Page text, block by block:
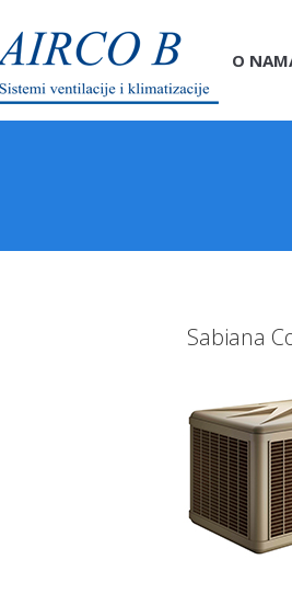
O
Sabiana